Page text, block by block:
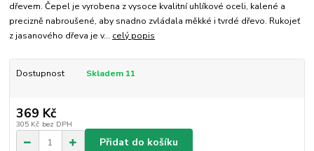
dřevem. Čepel je vyrobena z vysoce kvalitní uhlíkové oceli, kalené a
precizně nabroušené, aby snadno zvládala měkké i tvrdé dřevo. Rukojeť
z jasanového dřeva je v... celý popis
Dostupnost Skladem 11
369 Kč
305 Kč bez DPH
Přidat do košíku